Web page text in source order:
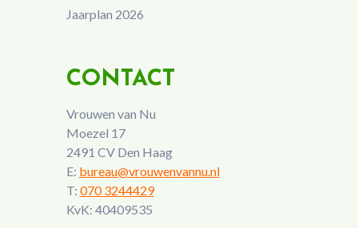
Jaarplan 2026
CONTACT
Vrouwen van Nu
Moezel 17
2491 CV Den Haag
E: bureau@vrouwenvannu.nl
T: 070 3244429
KvK: 40409535